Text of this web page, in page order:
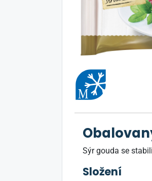
Sýr gouda se
Složení